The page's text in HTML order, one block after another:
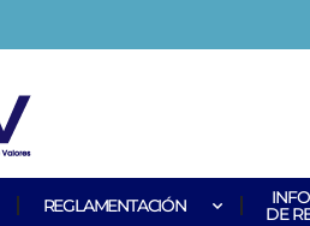
REGLAMENTACIÓN
DE